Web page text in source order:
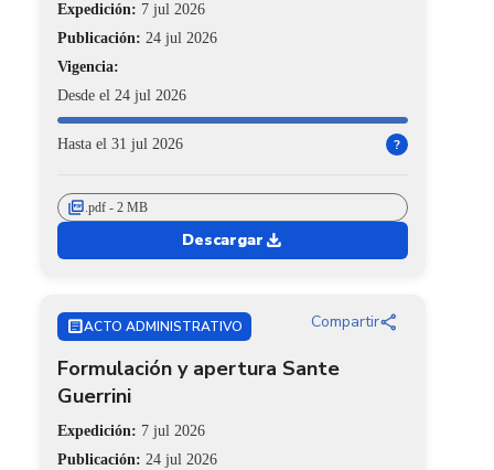
Expedición: 7 jul 2026
Publicación: 24 jul 2026
Vigencia:
Desde el 24 jul 2026
Hasta el 31 jul 2026 ?
picture_as_pdf.pdf - 2 MB
Descargar download
ARTICLEACTO ADMINISTRATIVO Compartirshare
Formulación y apertura Sante
Guerrini
Expedición: 7 jul 2026
Publicación: 24 jul 2026